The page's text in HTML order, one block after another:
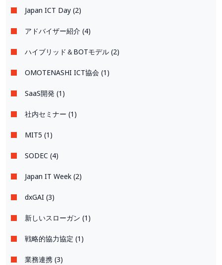
Japan ICT Day (2)
アドバイザー紹介 (4)
ハイブリッド＆BOTモデル (2)
OMOTENASHI ICT協会 (1)
SaaS開発 (1)
社内セミナー (1)
MIT5 (1)
SODEC (4)
Japan IT Week (2)
dxGAI (3)
新しいスローガン (1)
戦略的協力協定 (1)
業務連携 (3)